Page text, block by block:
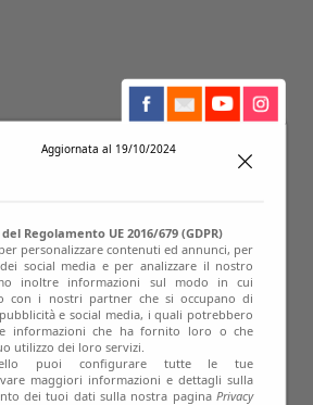
Aggiornata al 19/10/2024
Regolamento UE 2016/679 (GDPR)
personalizzare contenuti ed annunci, per
social media e per analizzare il nostro
inoltre informazioni sul modo in cui
con i nostri partner che si occupano di
e social media, i quali potrebbero
informazioni che ha fornito loro o che
utilizzo dei loro servizi.
puoi configurare tutte le tue
maggiori informazioni e dettagli sulla
dei tuoi dati sulla nostra paginaPrivacy